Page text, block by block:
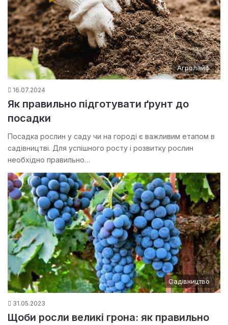
Агролайф
16.07.2024
Як правильно підготувати ґрунт до
посадки
Посадка рослин у саду чи на городі є важливим етапом в
садівництві. Для успішного росту і розвитку рослин
необхідно правильно…
Садівництво
31.05.2023
Щоби росли великі грона: як правильно